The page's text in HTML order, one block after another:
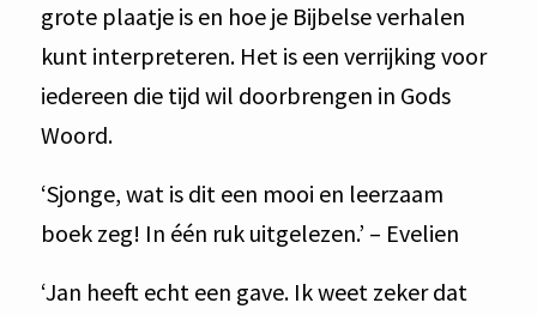
grote plaatje is en hoe je Bijbelse verhalen
kunt interpreteren. Het is een verrijking voor
iedereen die tijd wil doorbrengen in Gods
Woord.
‘Sjonge, wat is dit een mooi en leerzaam
boek zeg! In één ruk uitgelezen.’ – Evelien
‘Jan heeft echt een gave. Ik weet zeker dat